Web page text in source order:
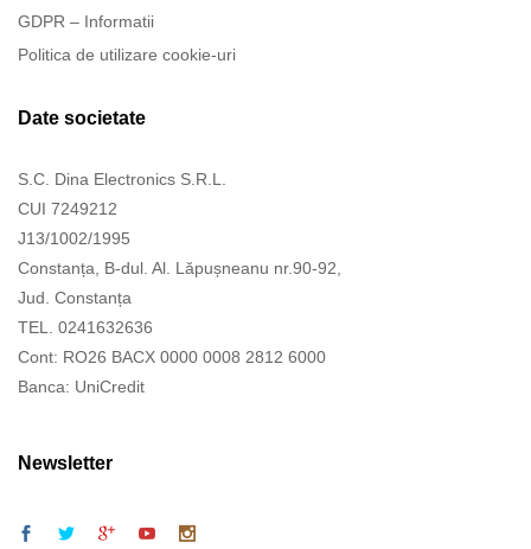
GDPR – Informatii
Politica de utilizare cookie-uri
Date societate
S.C. Dina Electronics S.R.L.
CUI 7249212
J13/1002/1995
Constanța, B-dul. Al. Lăpușneanu nr.90-92,
Jud. Constanța
TEL. 0241632636
Cont: RO26 BACX 0000 0008 2812 6000
Banca: UniCredit
Newsletter